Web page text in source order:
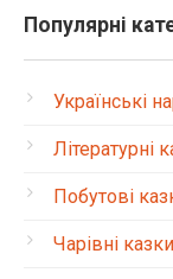
Популярні
Українські
Літературні
Побутові
Чарівні казки